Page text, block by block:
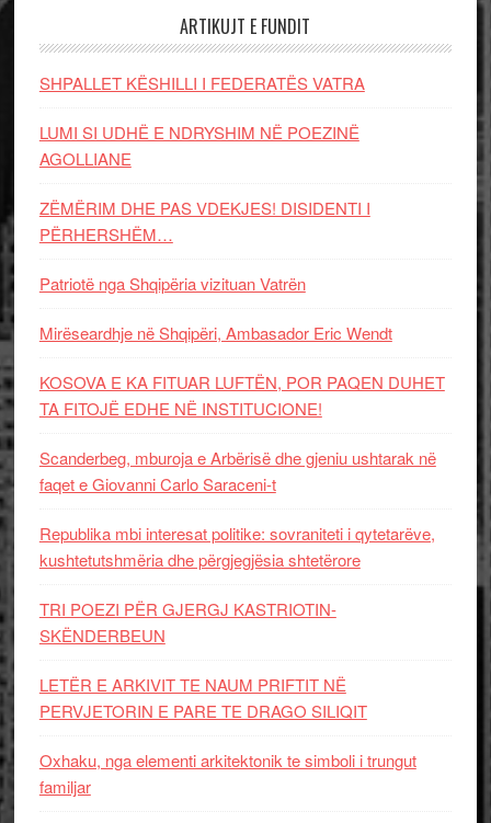
ARTIKUJT E FUNDIT
SHPALLET KËSHILLI I FEDERATËS VATRA
LUMI SI UDHË E NDRYSHIM NË POEZINË
AGOLLIANE
ZËMËRIM DHE PAS VDEKJES! DISIDENTI I
PËRHERSHËM…
Patriotë nga Shqipëria vizituan Vatrën
Mirëseardhje në Shqipëri, Ambasador Eric Wendt
KOSOVA E KA FITUAR LUFTËN, POR PAQEN DUHET
TA FITOJË EDHE NË INSTITUCIONE!
Scanderbeg, mburoja e Arbërisë dhe gjeniu ushtarak në
faqet e Giovanni Carlo Saraceni-t
Republika mbi interesat politike: sovraniteti i qytetarëve,
kushtetutshmëria dhe përgjegjësia shtetërore
TRI POEZI PËR GJERGJ KASTRIOTIN-
SKËNDERBEUN
LETËR E ARKIVIT TE NAUM PRIFTIT NË
PERVJETORIN E PARE TE DRAGO SILIQIT
Oxhaku, nga elementi arkitektonik te simboli i trungut
familjar